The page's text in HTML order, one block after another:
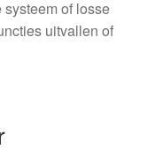
of losse
uitvallen of